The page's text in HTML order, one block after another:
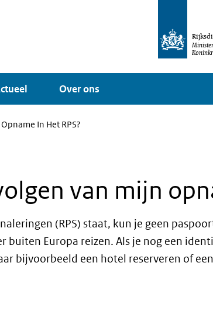
Over ons
In Het RPS?
van mijn
(RPS) staat, kun je geen
buiten Europa reizen. Als je nog een
bijvoorbeeld een hotel reserveren of